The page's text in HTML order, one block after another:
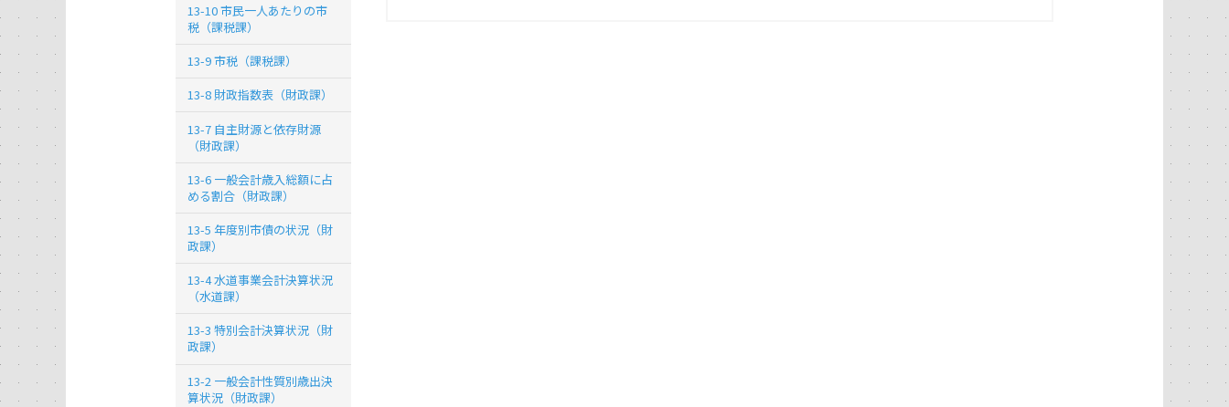
13-10 市民一人あたりの市
税（課税課）
13-9 市税（課税課）
13-8 財政指数表（財政課）
13-7 自主財源と依存財源
（財政課）
13-6 一般会計歳入総額に占
める割合（財政課）
13-5 年度別市債の状況（財
政課）
13-4 水道事業会計決算状況
（水道課）
13-3 特別会計決算状況（財
政課）
13-2 一般会計性質別歳出決
算状況（財政課）